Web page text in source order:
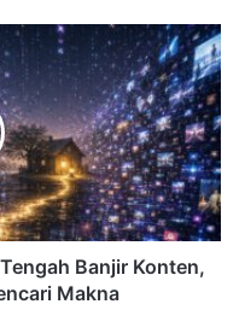
Banjir Konten,
Makna